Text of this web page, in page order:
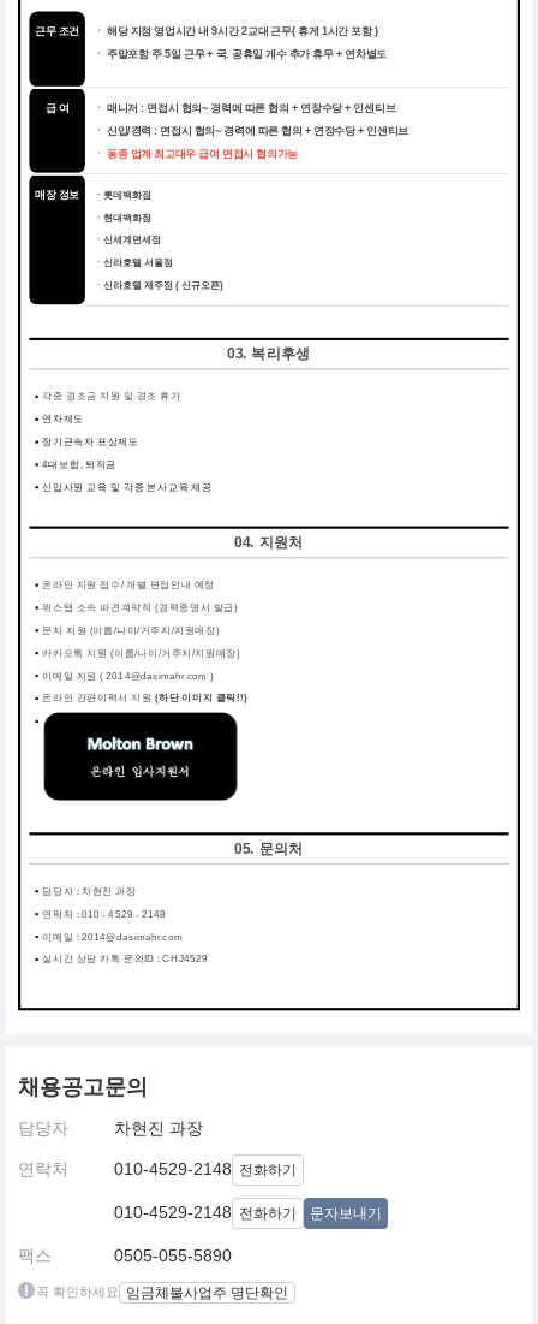
근무 조건
ㆍ 해당 지점 영업시간 내 9시간 2교대 근무( 휴게 1시간 포함 )
ㆍ 주말포함 주 5일 근무 + 국. 공휴일 개수 추가 휴무 + 연차별도
급 여
ㆍ 매니저 : 면접시 협의~ 경력에 따른 협의 + 연장수당 + 인센티브
ㆍ 신입/경력 : 면접시 협의~ 경력에 따른 협의 + 연장수당 + 인센티브
ㆍ 동종 업계 최고대우 급여 면접시 협의가능
매장 정보 ㆍ롯데백화점
ㆍ현대백화점
ㆍ신세계면세점
ㆍ신라호텔 서울점
ㆍ신라호텔 제주점 ( 신규오픈)
03. 복리후생
각종 경조금 지원 및 경조 휴가
연차제도
장기근속자 포상제도
4대보험, 퇴직금
신입사원 교육 및 각종 본사교육 제공
04. 지원처
온라인 지원 접수/ 개별 면접안내 예정
위스탭 소속 파견계약직 (경력증명서 발급)
문자 지원 (이름/나이/거주지/지원매장)
카카오톡 지원 (이름/나이/거주지/지원매장)
이메일 지원 ( 2014@dasimahr.com )
온라인 간편이력서 지원 (하단 이미지 클릭!!)
05. 문의처
담당자 : 차현진 과장
연락처 : 010 - 4529 - 2148
이메일 : 2014@dasimahr.com
실시간 상담 카톡 문의ID : CHJ4529
채용공고문의
담당자 차현진 과장
연락처 010-4529-2148 전화하기
010-4529-2148 전화하기 문자보내기
팩스 0505-055-5890
꼭 확인하세요 임금체불사업주 명단확인